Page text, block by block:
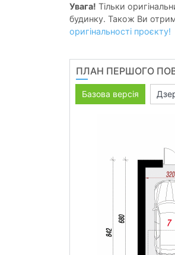
Увага! Тільки
будинку. Також Ви
оригінальності проєкту!
ПЛАН ПЕРШОГО
Базова версія